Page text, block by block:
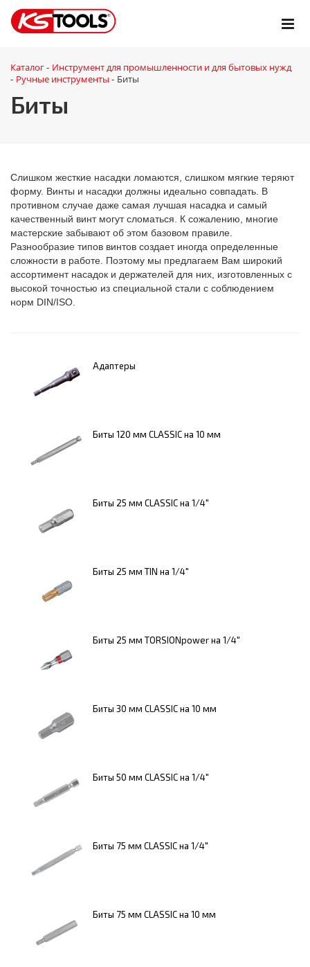
Каталог - Инструмент для промышленности и для бытовых нужд
- Ручные инструменты - Биты
Биты
Адаптеры
Биты 120 мм CLASSIC на 10 мм
Биты 25 мм CLASSIC на 1/4"
Биты 25 мм TIN на 1/4"
Биты 25 мм TORSIONpower на 1/4"
Биты 30 мм CLASSIC на 10 мм
Биты 50 мм CLASSIC на 1/4"
Биты 75 мм CLASSIC на 1/4"
Биты 75 мм CLASSIC на 10 мм
Слишком жесткие насадки ломаются, слишком мягкие теряют
форму. Винты и насадки должны идеально совпадать. В
противном случае даже самая лучшая насадка и самый
качественный винт могут сломаться. К сожалению, многие
мастерские забывают об этом базовом правиле.
Разнообразие типов винтов создает иногда определенные
сложности в работе. Поэтому мы предлагаем Вам широкий
ассортимент насадок и держателей для них, изготовленных с
высокой точностью из специальной стали с соблюдением
норм DIN/ISO.